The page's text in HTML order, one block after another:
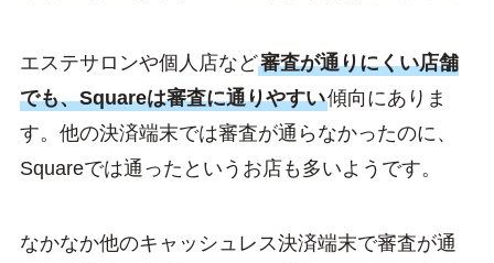
エステサロンや個人店など審査が通りにくい店舗
でも、Squareは審査に通りやすい傾向にありま
す。他の決済端末では審査が通らなかったのに、
Squareでは通ったというお店も多いようです。
なかなか他のキャッシュレス決済端末で審査が通